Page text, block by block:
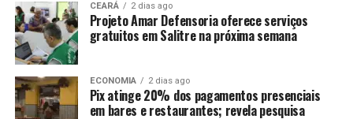
CEARÁ 2 dias ago
Projeto Amar Defensoria oferece serviços
gratuitos em Salitre na próxima semana
ECONOMIA 2 dias ago
Pix atinge 20% dos pagamentos presenciais
em bares e restaurantes; revela pesquisa